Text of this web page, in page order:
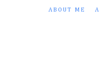
ABOUT ME